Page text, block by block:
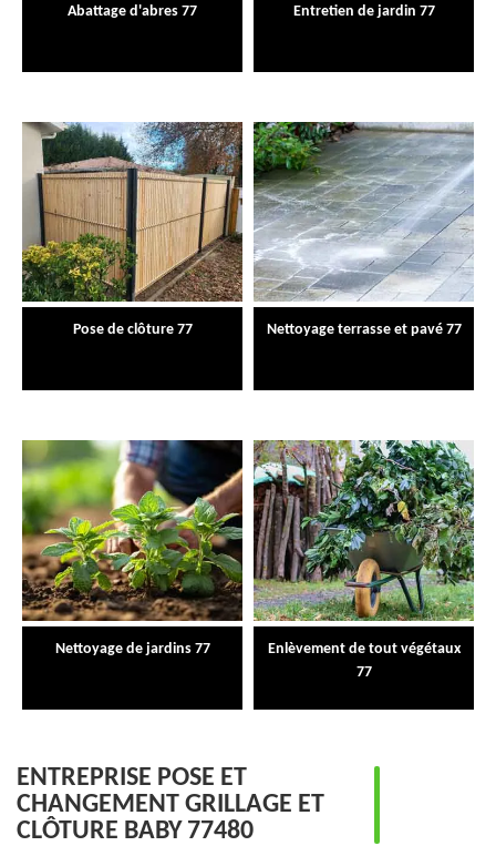
Abattage d'abres 77 Entretien de jardin 77
Pose de clôture 77 Nettoyage terrasse et pavé 77
Nettoyage de jardins 77
Enlèvement de tout végétaux
77
ENTREPRISE POSE ET
CHANGEMENT GRILLAGE ET
CLÔTURE BABY 77480